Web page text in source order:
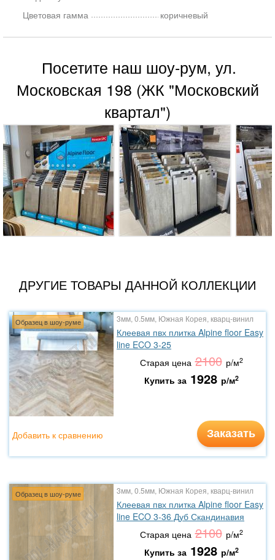
Цветовая гамма
коричневый
Посетите наш шоу-рум, ул.
Московская 198 (ЖК "Московский
квартал")
ДРУГИЕ ТОВАРЫ ДАННОЙ КОЛЛЕКЦИИ
Образец в шоу-руме 3мм, 0.5мм, Южная Корея, кварц-винил
Клеевая пвх плитка Alpine floor Easy
line ECO 3-25
Старая цена 2100 р/м2
Купить за 1928 р/м2
Заказать
Добавить к сравнению
Образец в шоу-руме 3мм, 0.5мм, Южная Корея, кварц-винил
Клеевая пвх плитка Alpine floor Easy
line ECO 3-36 Дуб Скандинавия
Старая цена 2100 р/м2
Купить за 1928 р/м2